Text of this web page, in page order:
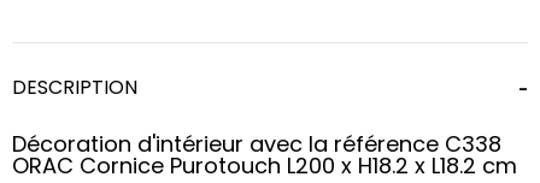
DESCRIPTION
Décoration d'intérieur avec la référence C338
ORAC Cornice Purotouch L200 x H18.2 x L18.2 cm